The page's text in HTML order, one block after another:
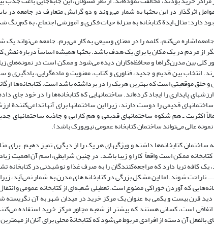
اثرگذار در این بحثها به شمار می‌روند و دو گرایش متعارف در جامعه
دارد؛ مثال ایدة کتابخانه به منزلة حیات فکری و آموزشی اجتماع، به
اشاره می‌کنم، کلمه را در معنای وسیعی به کار می‌برم. جامعه می‌تواند
از مردم در یک مکان یا برای یک هدف باشد. بحثها همیشه اساساً دربارة نقش
کلی بین مدرن‌گراها و محافظه‌کاران دیده ‌می‌شود و ممکن است در نمونه‌‌های
انتخاب بین قدیم و جدید، فناوری و کتاب، معنویت و ماده‌گرایی، یادگیری
و خلق موقعیتی است که بهترین هریک را در برداشته باشد است. کتابخانه‌ها
پایداری را ایجاد کرده‌اند. ساختمانهایی که کتابخانه‌ها را در خود جای
قدیمی را دوست دارند، زیرا این ساختمانها برای آنها
اکثریت ـ هم شکوه ساختمانهای قدیمی و هم کارایی و جاذبه
نمونه عالی می‌تواند ساختمان کتابخانه عمومی نیویورک باشد).
کتابخانه‌ها داشته و ویژگیهای هر یک را از دیگری تمیز دهیم. برای
ممکن است واقعاً کارا و زیبا باشد. در چنین شرایطی، اسم آن اهمیت
تأسیس شد، یک کافه تریا دارد که مراجعه‌کنندگان را به صرف غذا و نوشیدنی در
ناراحت شوند. اما این مشکل بزرگی در کتابخانه های مدرن به شمار نمی‌آید،
که آوردن خوراکی ممنوع است. تعطیلی شعبه‌ای از کتابخانه ‌عمومی و
قرن بیست و یکمی به عنوان یک مرکز خرید در میدان شهر به آن
است، کسانی هستند که بیشتر از شعبه مجاور مرکز خرید استفاده
بالفعل آن دسته از افرادی مربوط می‌شود که کتابخانة محلی برای آنان از